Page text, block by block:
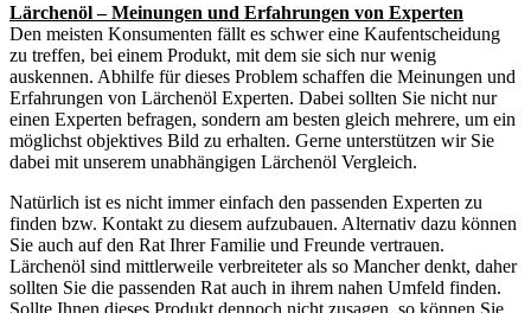
Lärchenöl – Meinungen und Erfahrungen von Experten
Den meisten Konsumenten fällt es schwer eine Kaufentscheidung
zu treffen, bei einem Produkt, mit dem sie sich nur wenig
auskennen. Abhilfe für dieses Problem schaffen die Meinungen und
Erfahrungen von Lärchenöl Experten. Dabei sollten Sie nicht nur
einen Experten befragen, sondern am besten gleich mehrere, um ein
möglichst objektives Bild zu erhalten. Gerne unterstützen wir Sie
dabei mit unserem unabhängigen Lärchenöl Vergleich.
Natürlich ist es nicht immer einfach den passenden Experten zu
finden bzw. Kontakt zu diesem aufzubauen. Alternativ dazu können
Sie auch auf den Rat Ihrer Familie und Freunde vertrauen.
Lärchenöl sind mittlerweile verbreiteter als so Mancher denkt, daher
sollten Sie die passenden Rat auch in ihrem nahen Umfeld finden.
Sollte Ihnen dieses Produkt dennoch nicht zusagen, so können Sie